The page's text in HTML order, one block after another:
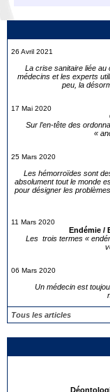
26 Avril 2021
La crise sanitaire liée
médecins et les experts
peu, la
17 Mai 2020
Sur l’en-tête des
«
25 Mars 2020
Les hémorroïdes sont
absolument tout le monde
pour désigner les
11 Mars 2020
Endémie /
Les trois termes «
06 Mars 2020
Un médecin est
Tous les articles